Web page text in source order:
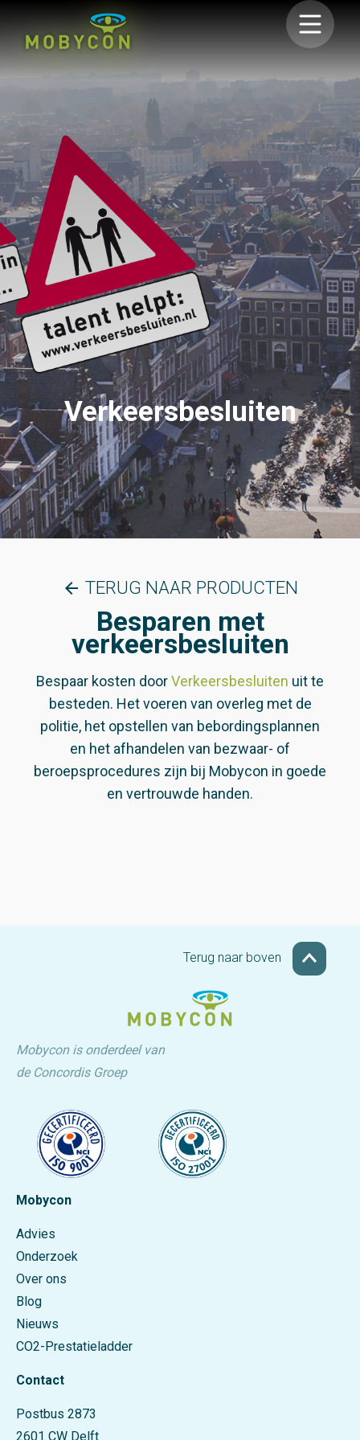
Verkeersbesluiten
arrow_back TERUG NAAR PRODUCTEN
Besparen met
verkeersbesluiten
Bespaar kosten doorVerkeersbesluiten uit te
besteden. Het voeren van overleg met de
politie, het opstellen van bebordingsplannen
en het afhandelen van bezwaar- of
beroepsprocedures zijn bij Mobycon in goede
en vertrouwde handen.
Terug naar boven
Mobycon is onderdeel van
de Concordis Groep
Mobycon
Advies
Onderzoek
Over ons
Blog
Nieuws
CO2-Prestatieladder
Contact
Postbus 2873
2601 CW Delft